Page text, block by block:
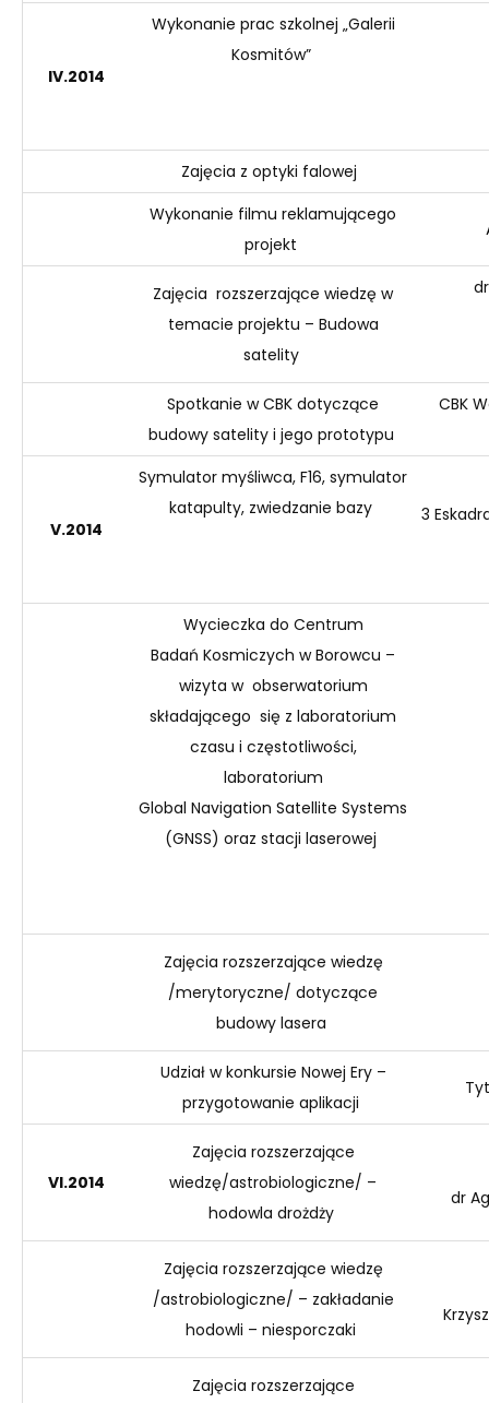
IV.2014
Wykonanie prac szkolnej „Galerii
Kosmitów”
Zajęcia z optyki falowej
Wykonanie filmu reklamującego
projekt
Zajęcia rozszerzające wiedzę w
temacie projektu – Budowa
satelity
Spotkanie w CBK dotyczące
budowy satelityi jego prototypu
CBK
V.2014
Symulator myśliwca, F16, symulator
katapulty, zwiedzanie bazy
3
Wycieczka do Centrum
Badań Kosmiczych w Borowcu –
wizyta w obserwatorium
składającego się z laboratorium
czasu i częstotliwości,
laboratorium
Global Navigation Satellite Systems
(GNSS) oraz stacji laserowej
Zajęcia rozszerzające wiedzę
/merytoryczne/ dotyczące
budowy lasera
Udział w konkursie Nowej Ery –
przygotowanie aplikacji
VI.2014
Zajęcia rozszerzające
wiedzę/astrobiologiczne/ –
hodowla drożdży
dr
Zajęcia rozszerzające wiedzę
/astrobiologiczne/ – zakładanie
hodowli – niesporczaki
Zajęcia rozszerzające